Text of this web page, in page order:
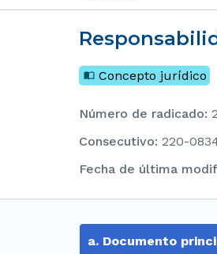
Concepto jurídico
Número de radicado:
consecutivo: 220-
Fecha de última
a. Documento